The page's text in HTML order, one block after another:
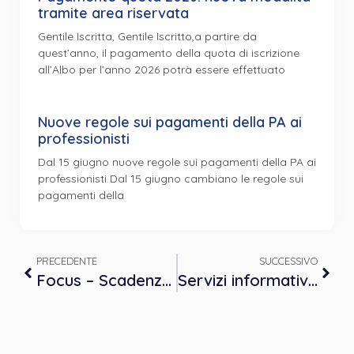
tramite area riservata
Gentile Iscritta, Gentile Iscritto,a partire da
quest’anno, il pagamento della quota di iscrizione
all’Albo per l’anno 2026 potrà essere effettuato
Nuove regole sui pagamenti della PA ai
professionisti
Dal 15 giugno nuove regole sui pagamenti della PA ai
professionisti Dal 15 giugno cambiano le regole sui
pagamenti della
PRECEDENTE
Focus – Scadenze a regime per l’invio dei dati al Sistema TS
SUCCESSIVO
Servizi informativi su bandi e offerte di lavoro – marzo 2024